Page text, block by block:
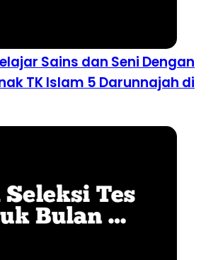
Sains dan Seni Dengan
TK Islam 5 Darunnajah di